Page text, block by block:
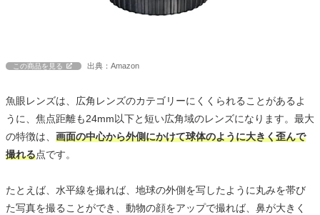
この商品を見る 出典：Amazon
魚眼レンズは、広角レンズのカテゴリーにくくられることがあるよ
うに、焦点距離も24mm以下と短い広角域のレンズになります。最大
の特徴は、 画面の中心から外側にかけて球体のように大きく歪んで
撮れる点です。
たとえば、水平線を撮れば、地球の外側を写したように丸みを帯び
た写真を撮ることができ、動物の顔をアップで撮れば、鼻が大きく